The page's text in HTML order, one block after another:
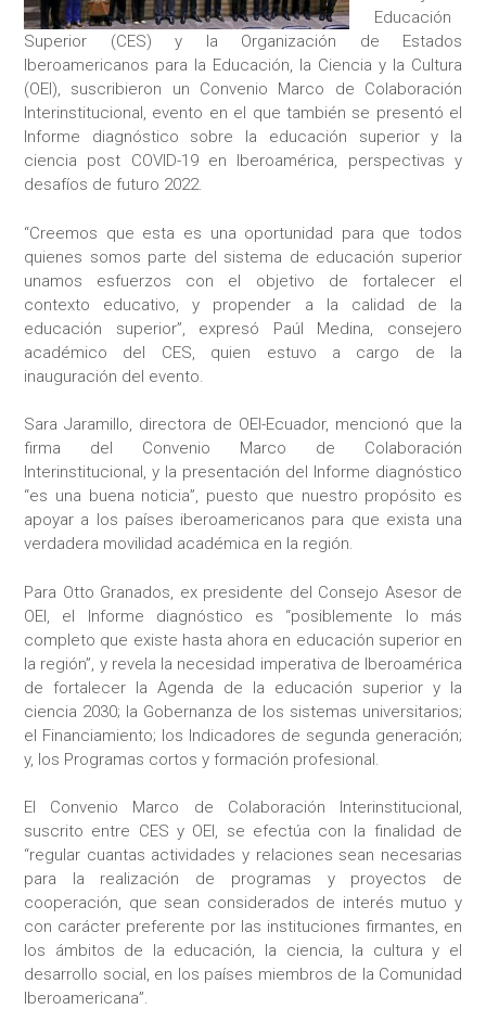
Educación
Superior (CES) y la Organización de Estados
Iberoamericanos para la Educación, la Ciencia y la Cultura
(OEI), suscribieron un Convenio Marco de Colaboración
Interinstitucional, evento en el que también se presentó el
Informe diagnóstico sobre la educación superior y la
ciencia post COVID-19 en Iberoamérica, perspectivas y
desafíos de futuro 2022.
“Creemos que esta es una oportunidad para que todos
quienes somos parte del sistema de educación superior
unamos esfuerzos con el objetivo de fortalecer el
contexto educativo, y propender a la calidad de la
educación superior”, expresó Paúl Medina, consejero
académico del CES, quien estuvo a cargo de la
inauguración del evento.
Sara Jaramillo, directora de OEI-Ecuador, mencionó que la
firma del Convenio Marco de Colaboración
Interinstitucional, y la presentación del Informe diagnóstico
“es una buena noticia”, puesto que nuestro propósito es
apoyar a los países iberoamericanos para que exista una
verdadera movilidad académica en la región.
Para Otto Granados, ex presidente del Consejo Asesor de
OEI, el Informe diagnóstico es “posiblemente lo más
completo que existe hasta ahora en educación superior en
la región”, y revela la necesidad imperativa de Iberoamérica
de fortalecer la Agenda de la educación superior y la
ciencia 2030; la Gobernanza de los sistemas universitarios;
el Financiamiento; los Indicadores de segunda generación;
y, los Programas cortos y formación profesional.
El Convenio Marco de Colaboración Interinstitucional,
suscrito entre CES y OEI, se efectúa con la finalidad de
“regular cuantas actividades y relaciones sean necesarias
para la realización de programas y proyectos de
cooperación, que sean considerados de interés mutuo y
con carácter preferente por las instituciones firmantes, en
los ámbitos de la educación, la ciencia, la cultura y el
desarrollo social, en los países miembros de la Comunidad
Iberoamericana”.